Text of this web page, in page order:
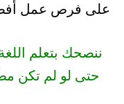
على فرص عمل
ننصحك بتعلم
حتى لو لم تكن